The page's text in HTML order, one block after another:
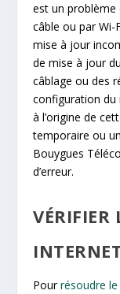
est un
câble ou par Wi-
mise à jour
de mise à jour
câblage ou des
configuration du
à l’origine de
temporaire ou
Bouygues
d’erreur.
VÉRIFIER
Pourrésoudre